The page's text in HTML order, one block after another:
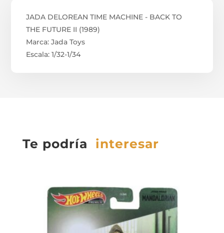
JADA DELOREAN TIME MACHINE - BACK TO
THE FUTURE II (1989)
Marca: Jada Toys
Escala: 1/32-1/34
Te podría interesar